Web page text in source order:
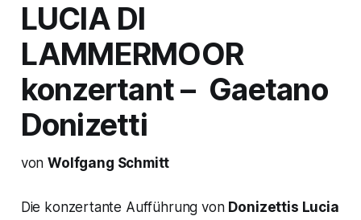
LUCIA DI
LAMMERMOOR
konzertant – Gaetano
Donizetti
vonWolfgang Schmitt
Die konzertante Aufführung von Donizettis Lucia